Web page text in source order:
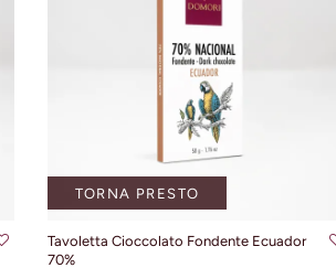
TORNA PRESTO
Tavoletta Cioccolato Fondente Ecuador
70%